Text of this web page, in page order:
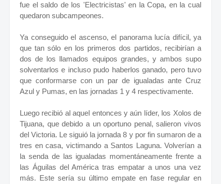
fue el saldo de los 'Electricistas' en la Copa, en la cual
quedaron subcampeones.
Ya conseguido el ascenso, el panorama lucía difícil, ya
que tan sólo en los primeros dos partidos, recibirían a
dos de los llamados equipos grandes, y ambos supo
solventarlos e incluso pudo haberlos ganado, pero tuvo
que conformarse con un par de igualadas ante Cruz
Azul y Pumas, en las jornadas 1 y 4 respectivamente.
Luego recibió al aquel entonces y aún líder, los Xolos de
Tijuana, que debido a un oportuno penal, salieron vivos
del Victoria. Le siguió la jornada 8 y por fin sumaron de a
tres en casa, victimando a Santos Laguna. Volverían a
la senda de las igualadas momentáneamente frente a
las Águilas del América tras empatar a unos una vez
más. Este sería su último empate en fase regular en